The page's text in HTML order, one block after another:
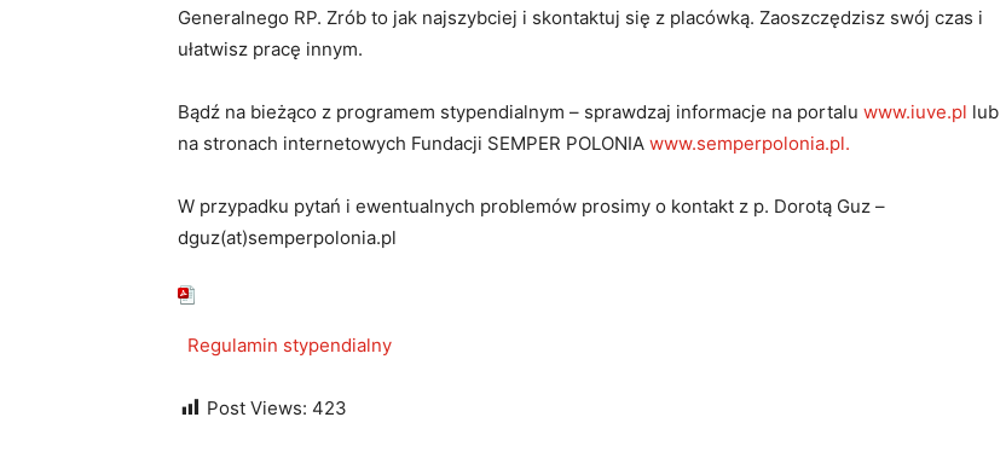
Generalnego RP. Zrób to jak najszybciej i skontaktuj się z placówką. Zaoszczędzisz swój czas i
ułatwisz pracę innym.
Bądź na bieżąco z programem stypendialnym – sprawdzaj informacje na portalu www.iuve.pl lub
na stronach internetowych Fundacji SEMPER POLONIA www.semperpolonia.pl.
W przypadku pytań i ewentualnych problemów prosimy o kontakt z p. Dorotą Guz –
dguz(at)semperpolonia.pl
Regulamin stypendialny
Post Views: 423